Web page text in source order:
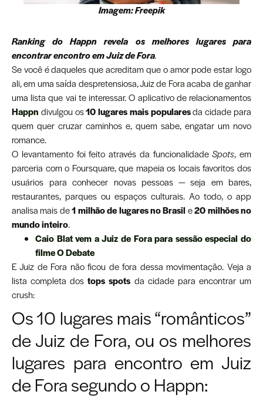
Imagem: Freepik
Ranking do Happn revela os melhores lugares para
encontrar encontro em Juiz de Fora.
Se você é daqueles que acreditam que o amor pode estar logo
ali, em uma saída despretensiosa,Juiz de Foraacaba de ganhar
uma lista que vai te interessar. O aplicativo de relacionamentos
Happn divulgou os10 lugares mais popularesda cidade para
quem quer cruzar caminhos e, quem sabe, engatar um novo
romance.
O levantamento foi feito através da funcionalidadeSpots, em
parceria com o Foursquare, que mapeia os locais favoritos dos
usuários para conhecer novas pessoas — seja em bares,
restaurantes, parques ou espaços culturais. Ao todo, o app
analisa mais de1 milhão de lugares no Brasile20 milhões no
mundo inteiro.
Caio Blat vem a Juiz de Fora para sessão especial do
filme O Debate
E Juiz de Fora não ficou de fora dessa movimentação. Veja a
lista completa dostops spots da cidade para encontrar um
crush:
Os 10 lugares mais “românticos”
de Juiz de Fora, ou os melhores
lugares para encontro em Juiz
de Fora segundo o Happn: